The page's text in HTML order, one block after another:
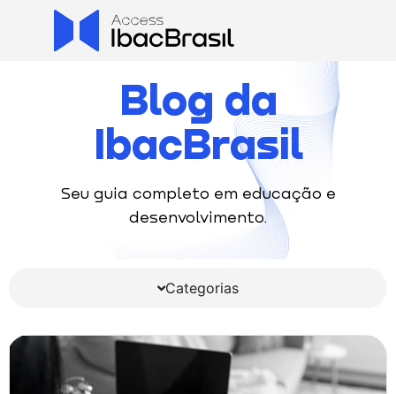
Blog da
IbacBrasil
Seu guia completo em educação e
desenvolvimento.
Categorias